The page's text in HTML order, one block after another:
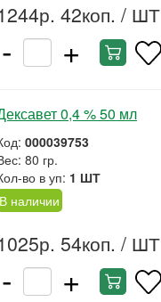
42коп. / ШТ
- +
0,4 % 50 мл
000039753
80 гр.
во в уп: 1 ШТ
В наличии
54коп. / ШТ
- +